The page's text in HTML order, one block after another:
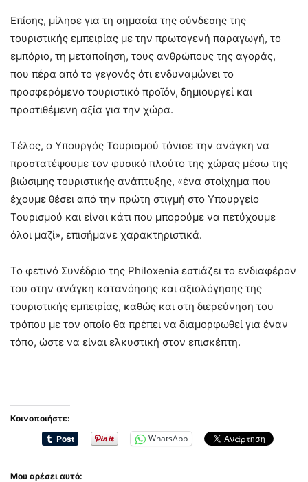
Επίσης, μίλησε για τη σημασία της σύνδεσης της
τουριστικής εμπειρίας με την πρωτογενή παραγωγή, το
εμπόριο, τη μεταποίηση, τους ανθρώπους της αγοράς,
που πέρα από το γεγονός ότι ενδυναμώνει το
προσφερόμενο τουριστικό προϊόν, δημιουργεί και
προστιθέμενη αξία για την χώρα.
Τέλος, ο Υπουργός Τουρισμού τόνισε την ανάγκη να
προστατέψουμε τον φυσικό πλούτο της χώρας μέσω της
βιώσιμης τουριστικής ανάπτυξης, «ένα στοίχημα που
έχουμε θέσει από την πρώτη στιγμή στο Υπουργείο
Τουρισμού και είναι κάτι που μπορούμε να πετύχουμε
όλοι μαζί», επισήμανε χαρακτηριστικά.
Το φετινό Συνέδριο της Philoxenia εστιάζει το ενδιαφέρον
του στην ανάγκη κατανόησης και αξιολόγησης της
τουριστικής εμπειρίας, καθώς και στη διερεύνηση του
τρόπου με τον οποίο θα πρέπει να διαμορφωθεί για έναν
τόπο, ώστε να είναι ελκυστική στον επισκέπτη.
Κοινοποιήστε:
WhatsApp
Μου αρέσει αυτό: